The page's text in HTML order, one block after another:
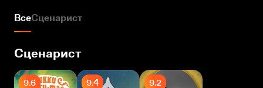
ВсеСценарист
Сценарист
9.6 9.4 9.2